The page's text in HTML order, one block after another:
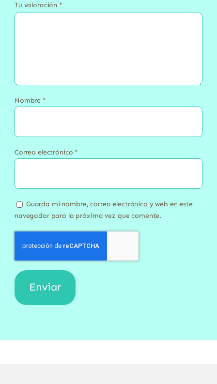
Tu valoración *
Nombre *
Correo electrónico *
Guarda mi nombre, correo electrónico y web en este
navegador para la próxima vez que comente.